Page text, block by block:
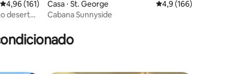
4,96 de uma avaliação média de 5, 161 avaliações
4,96 (161)
deserto |
Casa ⋅ St. George 4,9 de uma avaliação
4,9 (166)
Cabana Sunnyside